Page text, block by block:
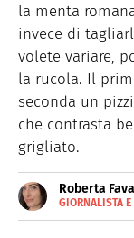
la menta
invece di
volete variare,
la rucola. Il
seconda un
che contrasta
grigliato.
Roberta
GIORNALISTA E
Curiosa,